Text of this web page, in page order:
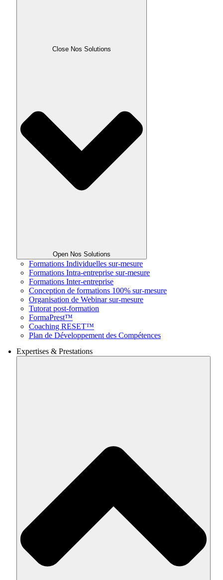
Close Nos Solutions
Open Nos Solutions
Formations Individuelles sur-mesure
Formations Intra-entreprise sur-mesure
Formations Inter-entreprise
Conception de formations 100% sur-mesure
Organisation de Webinar sur-mesure
Tutorat post-formation
FormaPrest™
Coaching RESET™
Plan de Développement des Compétences
Expertises & Prestations